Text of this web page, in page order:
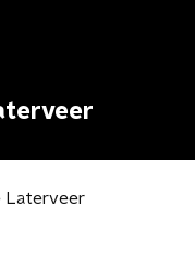
Laterveer